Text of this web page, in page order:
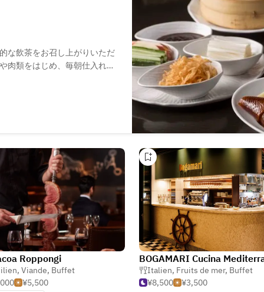
な飲茶をお召し上がりいただ
肉類をはじめ、毎朝仕入れる
Roppongi
, Viande, Buffet
¥5,500
BOGAMARI Cucina
Italien, Fruits de mer, Buffet
¥8,500
¥3,500